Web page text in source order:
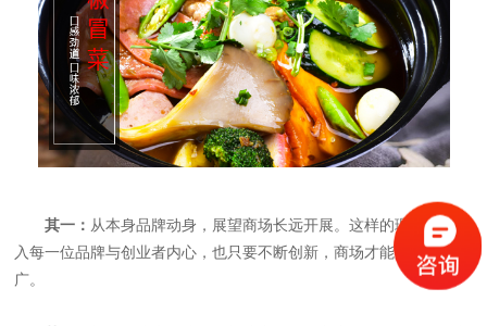
其一： 从本身品牌动身，展望商场长远开展。这样的理念应该渗
入每一位品牌与创业者内心，也只要不断创新，商场才能走的更远更
广。